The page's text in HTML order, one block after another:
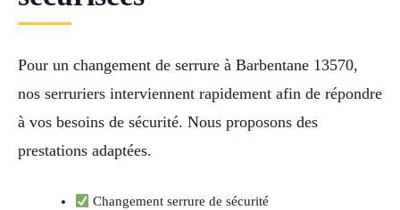
Pour un changement de serrure à Barbentane 13570,
nos serruriers interviennent rapidement afin de répondre
à vos besoins de sécurité. Nous proposons des
prestations adaptées.
Changement serrure de sécurité